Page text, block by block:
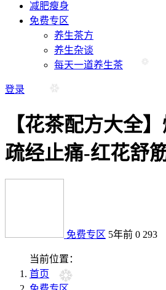
减肥瘦身
免费专区
养生茶方
养生杂谈
每天一道养生茶
登录
【花茶配方大全】
疏经止痛-红花舒
免费专区 5年前 0 293
当前位置：
首页